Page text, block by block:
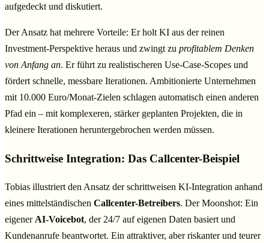
aufgedeckt und diskutiert.
Der Ansatz hat mehrere Vorteile: Er holt KI aus der reinen
Investment-Perspektive heraus und zwingt zu profitablem Denken
von Anfang an. Er führt zu realistischeren Use-Case-Scopes und
fördert schnelle, messbare Iterationen. Ambitionierte Unternehmen
mit 10.000 Euro/Monat-Zielen schlagen automatisch einen anderen
Pfad ein – mit komplexeren, stärker geplanten Projekten, die in
kleinere Iterationen heruntergebrochen werden müssen.
Schrittweise Integration: Das Callcenter-Beispiel
Tobias illustriert den Ansatz der schrittweisen KI-Integration anhand
eines mittelständischen Callcenter-Betreibers. Der Moonshot: Ein
eigener AI-Voicebot, der 24/7 auf eigenen Daten basiert und
Kundenanrufe beantwortet. Ein attraktiver, aber riskanter und teurer